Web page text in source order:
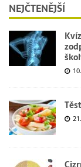
NEJČTENĚJŠÍ